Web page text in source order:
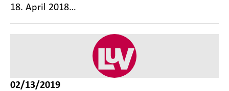
18. April 2018…
02/13/2019